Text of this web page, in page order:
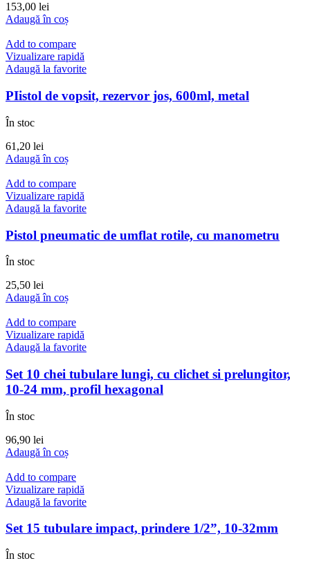
153,00 lei
Adaugă în coș
Add to compare
Vizualizare rapidă
Adaugă la favorite
PIistol de vopsit, rezervor jos, 600ml, metal
În stoc
61,20 lei
Adaugă în coș
Add to compare
Vizualizare rapidă
Adaugă la favorite
Pistol pneumatic de umflat rotile, cu manometru
În stoc
25,50 lei
Adaugă în coș
Add to compare
Vizualizare rapidă
Adaugă la favorite
Set 10 chei tubulare lungi, cu clichet si prelungitor,
10-24 mm, profil hexagonal
În stoc
96,90 lei
Adaugă în coș
Add to compare
Vizualizare rapidă
Adaugă la favorite
Set 15 tubulare impact, prindere 1/2”, 10-32mm
În stoc